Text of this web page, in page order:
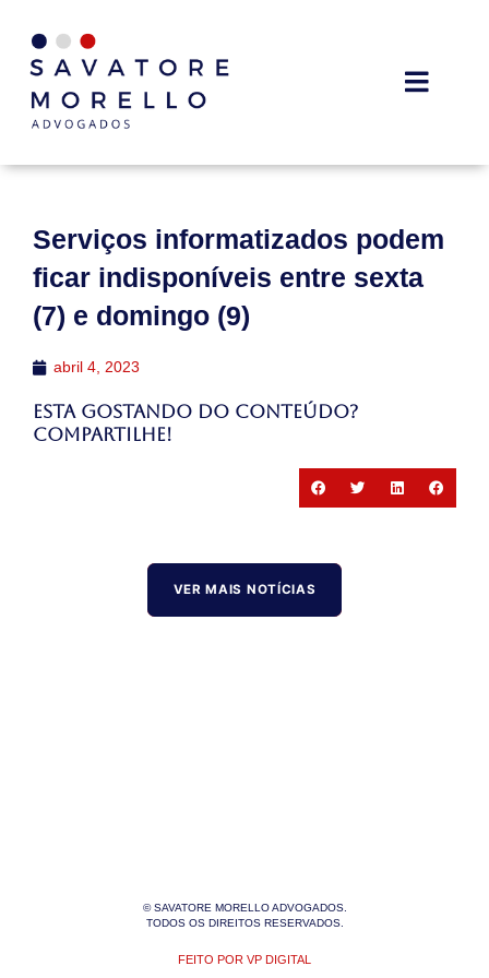
Serviços informatizados podem
ficar indisponíveis entre sexta
(7) e domingo (9)
abril 4, 2023
Esta gostando do conteúdo?
Compartilhe!
VER MAIS NOTÍCIAS
© SAVATORE MORELLO ADVOGADOS.
TODOS OS DIREITOS RESERVADOS.
FEITO POR VP DIGITAL